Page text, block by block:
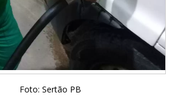
Foto: Sertão PB